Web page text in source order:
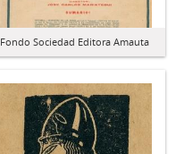
Fondo Sociedad Editora Amauta